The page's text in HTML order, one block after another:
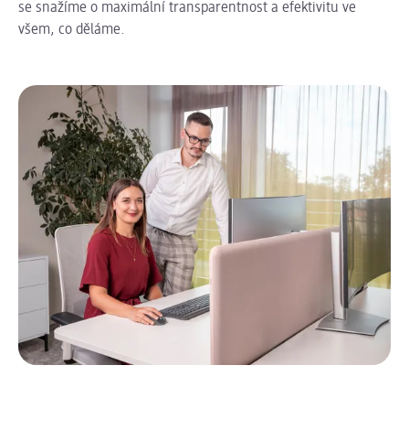
se snažíme o maximální transparentnost a efektivitu ve
všem, co děláme.